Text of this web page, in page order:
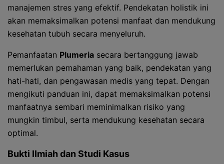
manajemen stres yang efektif. Pendekatan holistik ini
akan memaksimalkan potensi manfaat dan mendukung
kesehatan tubuh secara menyeluruh.
Pemanfaatan Plumeria secara bertanggung jawab
memerlukan pemahaman yang baik, pendekatan yang
hati-hati, dan pengawasan medis yang tepat. Dengan
mengikuti panduan ini, dapat memaksimalkan potensi
manfaatnya sembari meminimalkan risiko yang
mungkin timbul, serta mendukung kesehatan secara
optimal.
Bukti Ilmiah dan Studi Kasus